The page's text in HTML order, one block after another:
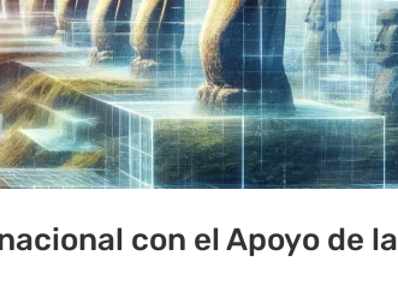
con el Apoyo de la